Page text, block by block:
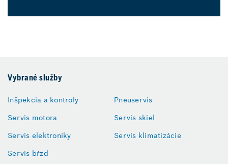
Vybrané služby
Inšpekcia a kontroly
Servis motora
Servis elektroniky
Servis bŕzd
Pneuservis
Servis skiel
Servis klimatizácie